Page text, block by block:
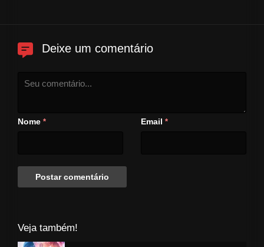
entrelinhas para confrontar um
Deixe um comentário
Nome * Email *
Veja também!